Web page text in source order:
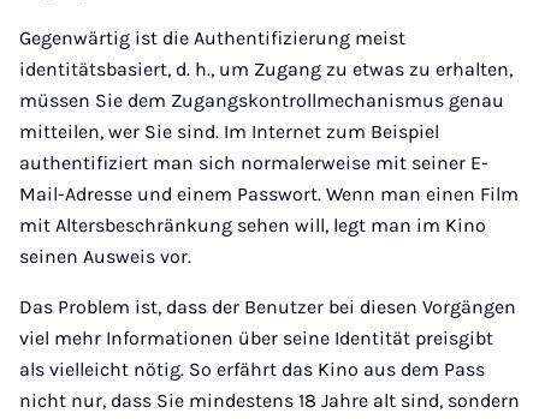
Gegenwärtig ist die Authentifizierung meist
identitätsbasiert, d. h., um Zugang zu etwas zu erhalten,
müssen Sie dem Zugangskontrollmechanismus genau
mitteilen, wer Sie sind. Im Internet zum Beispiel
authentifiziert man sich normalerweise mit seiner E-
Mail-Adresse und einem Passwort. Wenn man einen Film
mit Altersbeschränkung sehen will, legt man im Kino
seinen Ausweis vor.
Das Problem ist, dass der Benutzer bei diesen Vorgängen
viel mehr Informationen über seine Identität preisgibt
als vielleicht nötig. So erfährt das Kino aus dem Pass
nicht nur, dass Sie mindestens 18 Jahre alt sind, sondern